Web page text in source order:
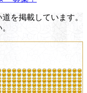
を掲載しています。